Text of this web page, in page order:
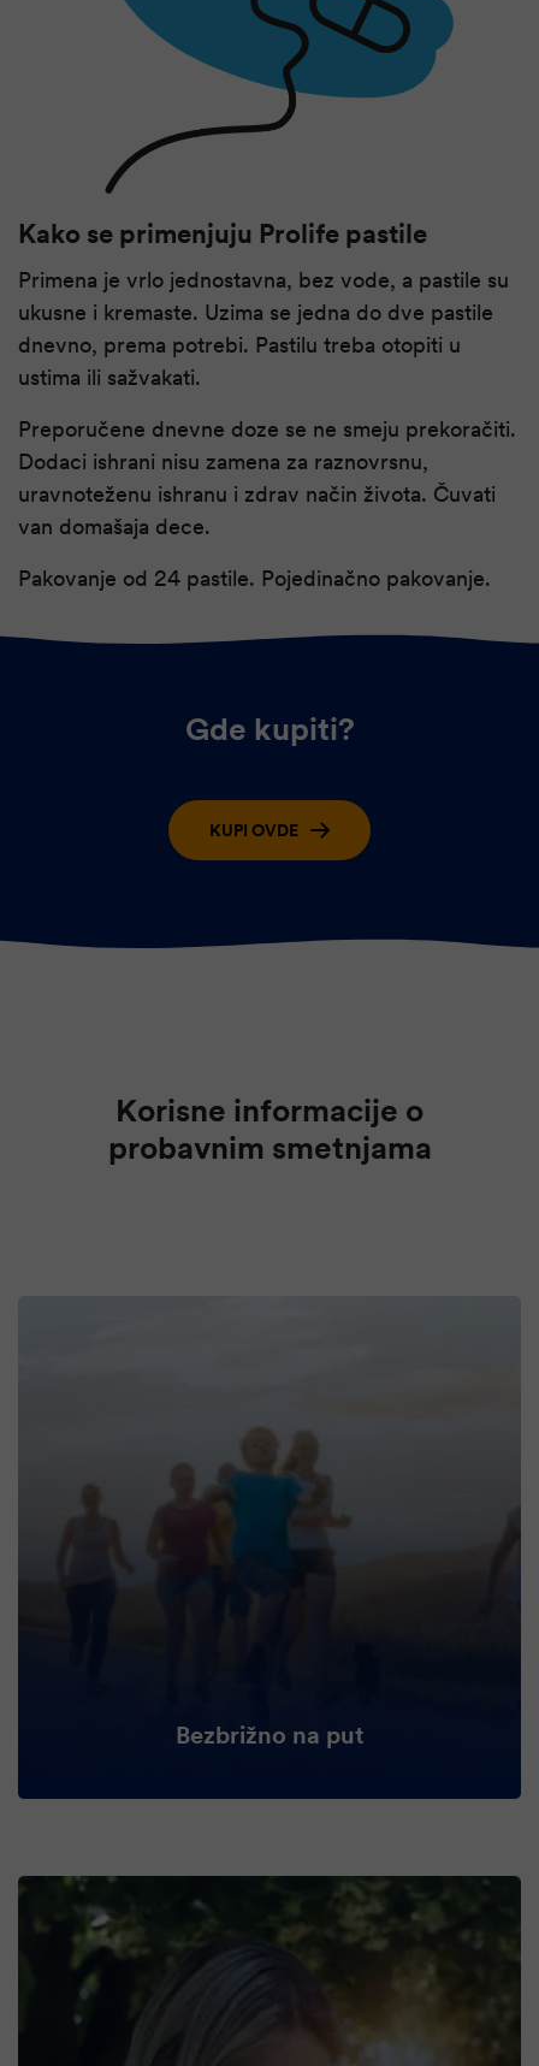
Kako se primenjuju Prolife pastile
Primena je vrlo jednostavna, bez vode, a pastile su
ukusne i kremaste. Uzima se jedna do dve pastile
dnevno, prema potrebi. Pastilu treba otopiti u
ustima ili sažvakati.
Preporučene dnevne doze se ne smeju prekoračiti.
Dodaci ishrani nisu zamena za raznovrsnu,
uravnoteženu ishranu i zdrav način života. Čuvati
van domašaja dece.
Pakovanje od 24 pastile. Pojedinačno pakovanje.
Gde kupiti?
KUPI OVDE
Korisne informacije o
probavnim smetnjama
Bezbrižno na put